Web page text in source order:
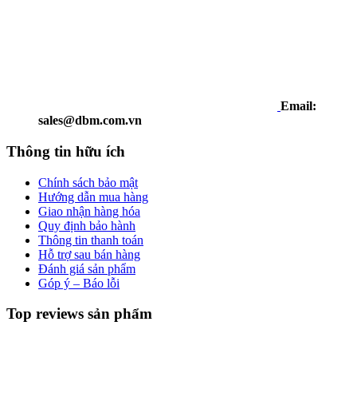
Email:
sales@dbm.com.vn
Thông tin hữu ích
Chính sách bảo mật
Hướng dẫn mua hàng
Giao nhận hàng hóa
Quy định bảo hành
Thông tin thanh toán
Hỗ trợ sau bán hàng
Đánh giá sản phẩm
Góp ý – Báo lỗi
Top reviews sản phẩm